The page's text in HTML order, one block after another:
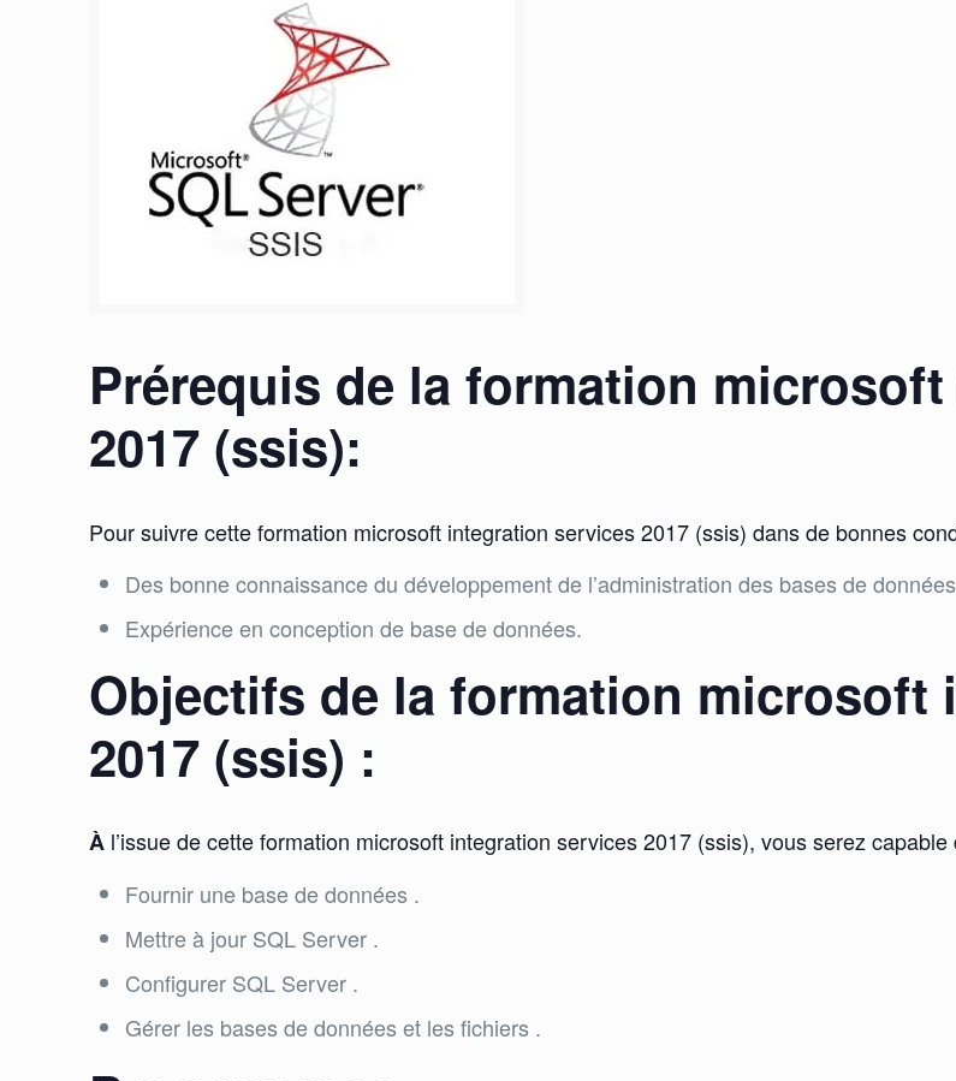
Prérequis de la formation
2017 (ssis):
Pour suivre cette formation microsoft integration services 2017 (ssis) dans de bonnes
Des bonne connaissance du développement de l’administration des bases de
Expérience en conception de base de données.
Objectifs de la formation microsoft
2017 (ssis) :
À l’issue de cette formation microsoft integration services 2017 (ssis), vous serez
Fournir une base de données .
Mettre à jour SQL Server .
Configurer SQL Server .
Gérer les bases de données et les fichiers .